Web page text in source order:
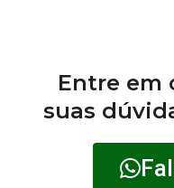
Entre em
suas